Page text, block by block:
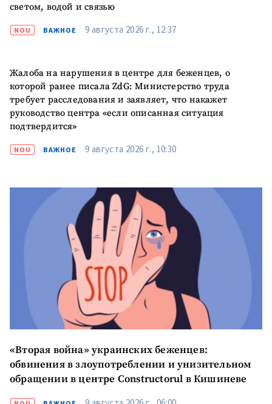
светом, водой и связью
NOU ВАЖНОЕ 9 августа 2026 г., 12:37
Жалоба на нарушения в центре для беженцев, о
которой ранее писала ZdG: Министерство труда
требует расследования и заявляет, что накажет
руководство центра «если описанная ситуация
подтвердится»
NOU ВАЖНОЕ 9 августа 2026 г., 10:30
«Вторая война» украинских беженцев:
обвинения в злоупотреблении и унизительном
обращении в центре Constructorul в Кишиневе